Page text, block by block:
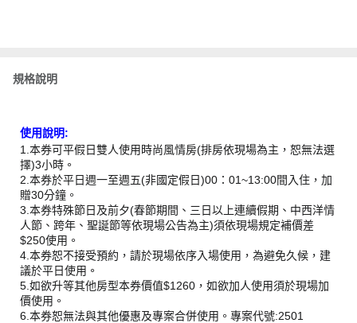
規格說明
使用說明:
1.本券可平假日雙人使用時尚風情房(排房依現場為主，恕無法選
擇)3小時。
2.本券於平日週一至週五(非國定假日)00：01~13:00間入住，加
贈30分鐘。
3.本券特殊節日及前夕(春節期間、三日以上連續假期、中西洋情
人節、跨年、聖誕節等依現場公告為主)須依現場規定補價差
$250使用。
4.本券恕不接受預約，請於現場依序入場使用，為避免久候，建
議於平日使用。
5.如欲升等其他房型本券價值$1260，如欲加人使用須於現場加
價使用。
6.本券恕無法與其他優惠及專案合併使用。專案代號:2501